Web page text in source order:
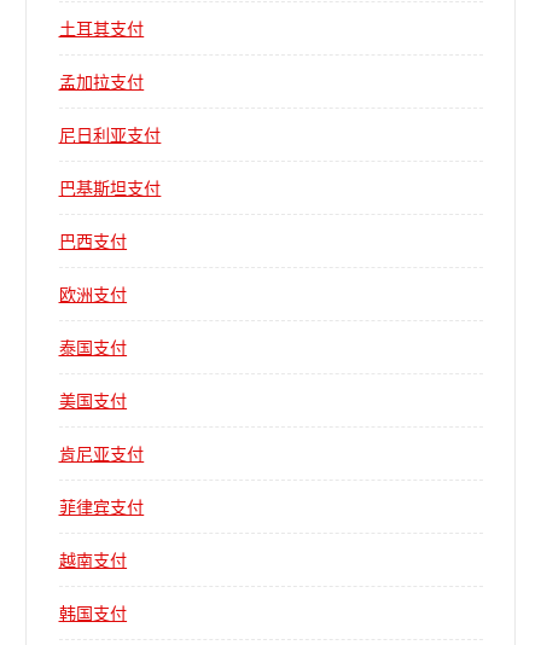
土耳其支付
孟加拉支付
尼日利亚支付
巴基斯坦支付
巴西支付
欧洲支付
泰国支付
美国支付
肯尼亚支付
菲律宾支付
越南支付
韩国支付